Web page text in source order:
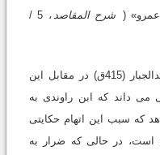
( شرح المقاصد
، 5 /
اما بعضى از معتزله همچون قاضى عبدالجبار (415ق) در مقابل این
داند که ابن راوندى به
که سبب این اتهام حکایتى
در حالى که ضرار به